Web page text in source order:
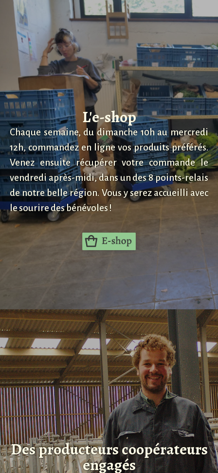
L'e-shop
Chaque semaine, du dimanche 10h au mercredi
12h, commandez en ligne vos produits préférés.
Venez ensuite récupérer votre commande le
vendredi après-midi, dans un des 8points-relais
de notre belle région. Vous y serez accueilli avec
le sourire des bénévoles !
Des producteurs coopérateurs
engagés